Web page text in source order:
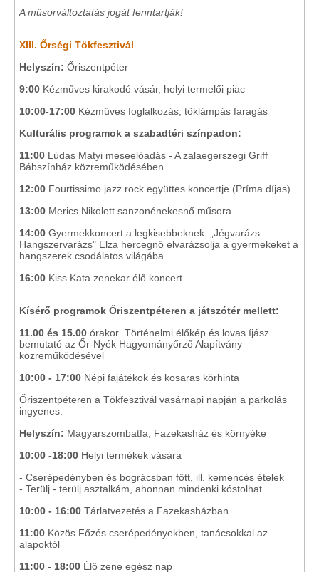
A műsorváltoztatás jogát fenntartják!
XIII. Őrségi Tökfesztivál
Helyszín: Őriszentpéter
9:00 Kézműves kirakodó vásár, helyi termelői piac
10:00-17:00 Kézműves foglalkozás, töklámpás faragás
Kulturális programok a szabadtéri színpadon:
11:00 Lúdas Matyi meseelőadás - A zalaegerszegi Griff
Bábszínház közreműködésében
12:00 Fourtissimo jazz rock együttes koncertje (Príma díjas)
13:00 Merics Nikolett sanzonénekesnő műsora
14:00 Gyermekkoncert a legkisebbeknek: „Jégvarázs
Hangszervarázs" Elza hercegnő elvarázsolja a gyermekeket a
hangszerek csodálatos világába.
16:00 Kiss Kata zenekar élő koncert
Kísérő programok Őriszentpéteren a játszótér mellett:
11.00 és 15.00 órakor Történelmi élőkép és lovas íjász
bemutató az Őr-Nyék Hagyományőrző Alapítvány
közreműködésével
10:00 - 17:00 Népi fajátékok és kosaras körhinta
Őriszentpéteren a Tökfesztivál vasárnapi napján a parkolás
ingyenes.
Helyszín: Magyarszombatfa, Fazekasház és környéke
10:00 -18:00 Helyi termékek vására
- Cserépedényben és bográcsban főtt, ill. kemencés ételek
- Terülj - terülj asztalkám, ahonnan mindenki kóstolhat
10:00 - 16:00 Tárlatvezetés a Fazekasházban
11:00 Közös Főzés cserépedényekben, tanácsokkal az
alapoktól
11:00 - 18:00 Élő zene egész nap